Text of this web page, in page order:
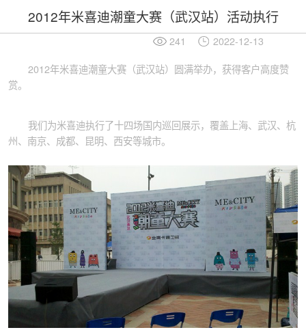
2012年米喜迪潮童大赛（武汉站）活动执行
241 2022-12-13
2012年米喜迪潮童大赛（武汉站）圆满举办，获得客户高度赞
赏。
我们为米喜迪执行了十四场国内巡回展示，覆盖上海、武汉、杭
州、南京、成都、昆明、西安等城市。